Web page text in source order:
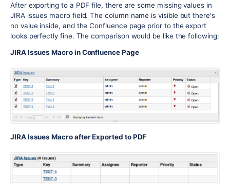
After exporting to a PDF file, there are some missing values in
JIRA issues macro field. The column name is visible but there's
no value inside, and the Confluence page prior to the export
looks perfectly fine. The comparison would be like the following:
JIRA Issues Macro in Confluence Page
JIRA Issues Macro after Exported to PDF